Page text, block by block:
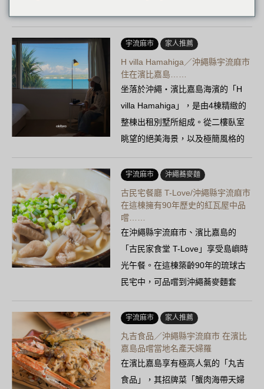
宗漢堡店。提供豐富的醬料，以及
燻製……
宇流麻市 家人推薦
H villa Hamahiga／沖繩縣宇流麻市
住在濱比嘉島……
坐落於沖繩・濱比嘉島海濱的「H
villa Hamahiga」，是由4棟精緻的
整棟出租別墅所組成。從二樓臥室
眺望的絕美海景，以及極簡風格的
空間，讓日常變得……
宇流麻市 沖繩蕎麥麵
古民宅餐廳 T-Love/沖繩縣宇流麻市
在這棟擁有90年歷史的紅瓦屋中品
嚐……
在沖繩縣宇流麻市、濱比嘉島的
「古民家食堂 T-Love」享受島嶼時
光午餐。在這棟築齡90年的琉球古
民宅中，可品嚐到沖繩蕎麥麵套
餐，包含內餡蕎麥麵、豬肋排等4種
可選菜色。小菜……
宇流麻市 家人推薦
丸吉食品／沖繩縣宇流麻市 在濱比
嘉島品嚐當地名產天婦羅
在濱比嘉島享有極高人氣的「丸吉
食品」，其招牌菜「蟹肉海帶天婦